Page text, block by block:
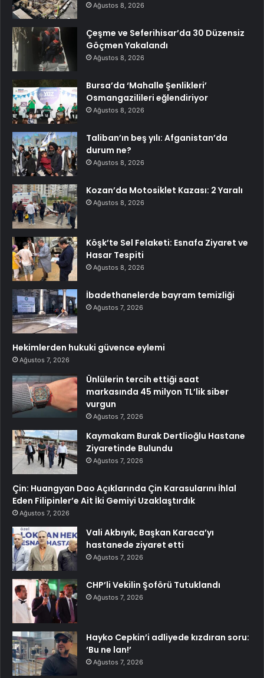
Ağustos 8, 2026
Çeşme ve Seferihisar’da 30 Düzensiz
Göçmen Yakalandı
Ağustos 8, 2026
Bursa’da ‘Mahalle Şenlikleri’
Osmangazilileri eğlendiriyor
Ağustos 8, 2026
Taliban’ın beş yılı: Afganistan’da
durum ne?
Ağustos 8, 2026
Kozan’da Motosiklet Kazası: 2 Yaralı
Ağustos 8, 2026
Köşk’te Sel Felaketi: Esnafa Ziyaret ve
Hasar Tespiti
Ağustos 8, 2026
İbadethanelerde bayram temizliği
Ağustos 7, 2026
Hekimlerden hukuki güvence eylemi
Ağustos 7, 2026
Ünlülerin tercih ettiği saat
markasında 45 milyon TL’lik siber
vurgun
Ağustos 7, 2026
Kaymakam Burak Dertlioğlu Hastane
Ziyaretinde Bulundu
Ağustos 7, 2026
Çin: Huangyan Dao Açıklarında Çin Karasularını İhlal
Eden Filipinler’e Ait İki Gemiyi Uzaklaştırdık
Ağustos 7, 2026
Vali Akbıyık, Başkan Karaca’yı
hastanede ziyaret etti
Ağustos 7, 2026
CHP’li Vekilin Şoförü Tutuklandı
Ağustos 7, 2026
Hayko Cepkin’i adliyede kızdıran soru:
‘Bu ne lan!’
Ağustos 7, 2026